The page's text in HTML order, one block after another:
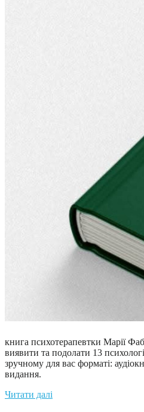
книга психотерапевтки Марії
виявити та подолати 13
зручному для вас форматі:
видання.
Читати далі